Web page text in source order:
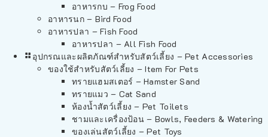
อาหารกบ – Frog Food
อาหารนก – Bird Food
อาหารปลา – Fish Food
อาหารปลา – All Fish Food
อุปกรณและผลิตภัณฑ์สำหรับสัตว์เลี้ยง – Pet Accessories
ของใช้สำหรับสัตว์เลี้ยง – Item For Pets
ทรายแฮมสเตอร์ – Hamster Sand
ทรายแมว – Cat Sand
ห้องน้ำสัตว์เลี้ยง – Pet Toilets
ชามและเครื่องป้อน – Bowls, Feeders & Watering
ของเล่นสัตว์เลี้ยง – Pet Toys